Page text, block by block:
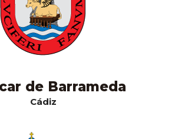
de Barrameda
Cádiz